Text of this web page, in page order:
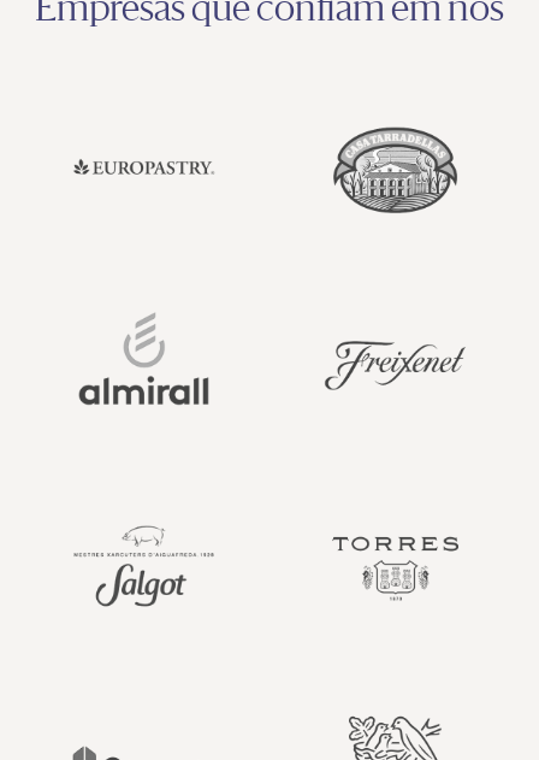
Empresas que confiam em nós